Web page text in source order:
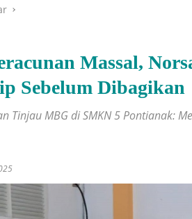
Massal,
Sebelum Dibagikan
Tinjau MBG di SMKN 5 Pontianak: